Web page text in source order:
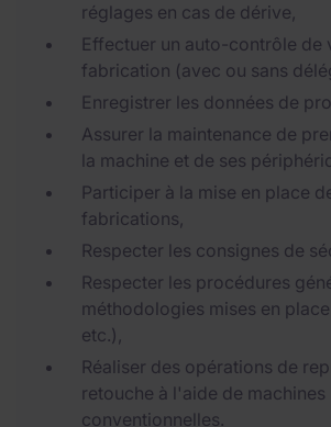
réglages en cas de dérive,
Effectuer un auto-contrôle de
fabrication (avec ou sans
Enregistrer les données de
Assurer la maintenance de
la machine et de ses
Participer à la mise en place
fabrications,
Respecter les consignes de
Respecter les procédures
méthodologies mises en place
etc.),
Réaliser des opérations de
retouche à l'aide de machines
conventionnelles.